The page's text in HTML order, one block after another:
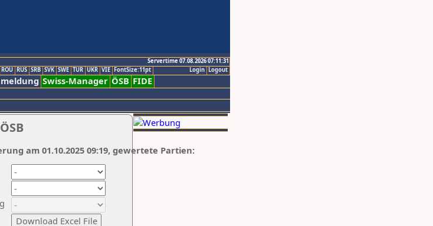
Servertime 07.08.2026 07:11:31
Logout
Login
ROU RUS SRB SVK SWE TUR UKR VIE FontSize:11pt
Swiss-Manager ÖSB FIDE
am 01.10.2025 09:19, gewertete Partien: